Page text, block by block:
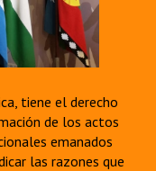
tiene el derecho
de los actos
emanados
las razones que